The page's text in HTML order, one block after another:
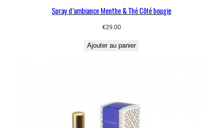
Spray d’ambiance Menthe & Thé Côté bougie
€29.00
Ajouter au panier